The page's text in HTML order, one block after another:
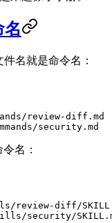
件名就是命令名：
review-
名：
review-diff/
security/